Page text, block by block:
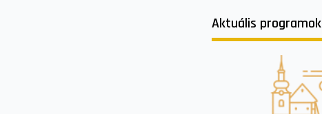
Aktuális programok